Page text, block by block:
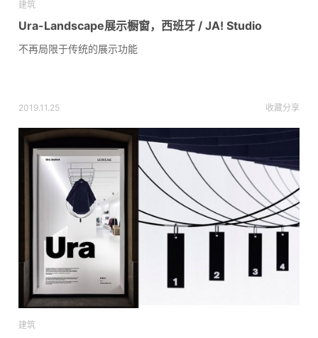
建筑
Ura-Landscape展示橱窗，西班牙 / JA! Studio
不再局限于传统的展示功能
2019.11.25 收藏分享
建筑